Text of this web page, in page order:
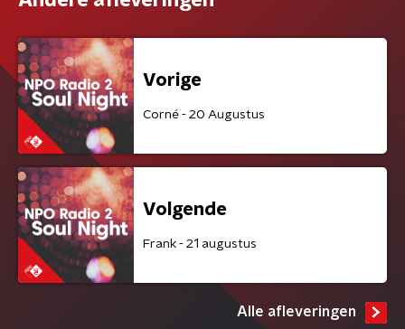
Vorige
Corné - 20 Augustus
Volgende
Frank - 21 augustus
Alle afleveringen